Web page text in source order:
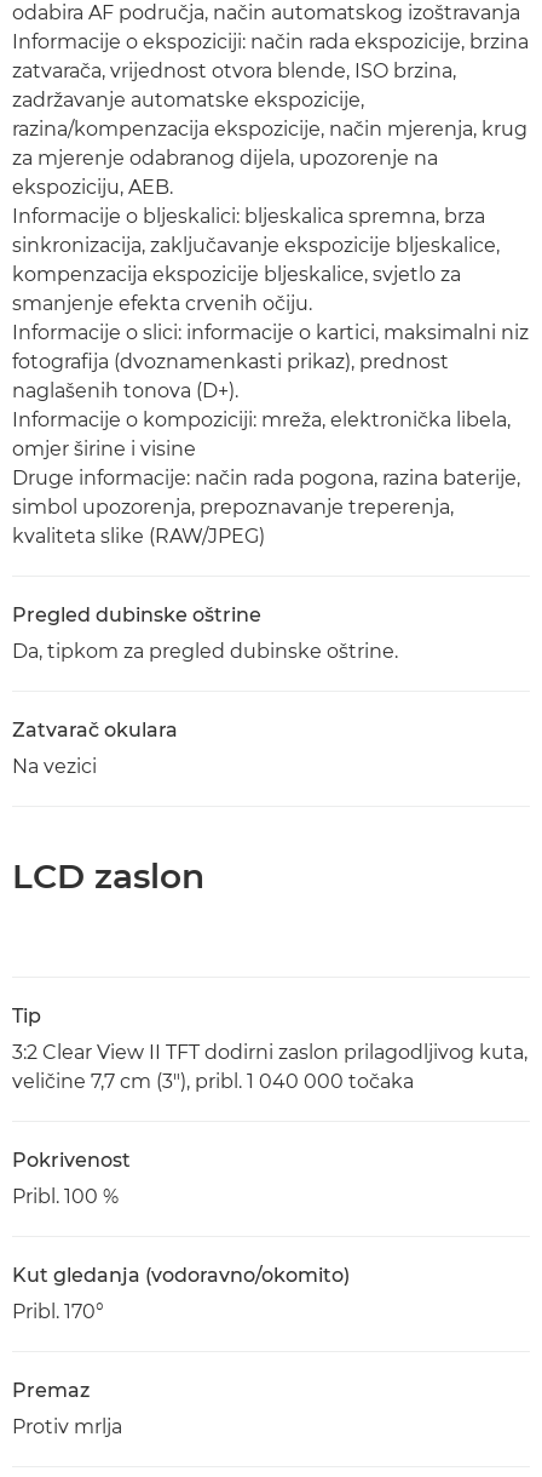
odabira AF područja, način automatskog izoštravanja
Informacije o ekspoziciji: način rada ekspozicije, brzina
zatvarača, vrijednost otvora blende, ISO brzina,
zadržavanje automatske ekspozicije,
razina/kompenzacija ekspozicije, način mjerenja, krug
za mjerenje odabranog dijela, upozorenje na
ekspoziciju, AEB.
Informacije o bljeskalici: bljeskalica spremna, brza
sinkronizacija, zaključavanje ekspozicije bljeskalice,
kompenzacija ekspozicije bljeskalice, svjetlo za
smanjenje efekta crvenih očiju.
Informacije o slici: informacije o kartici, maksimalni niz
fotografija (dvoznamenkasti prikaz), prednost
naglašenih tonova (D+).
Informacije o kompoziciji: mreža, elektronička libela,
omjer širine i visine
Druge informacije: način rada pogona, razina baterije,
simbol upozorenja, prepoznavanje treperenja,
kvaliteta slike (RAW/JPEG)
Pregled dubinske oštrine
Da, tipkom za pregled dubinske oštrine.
Zatvarač okulara
Na vezici
LCD zaslon
Tip
3:2 Clear View II TFT dodirni zaslon prilagodljivog kuta,
veličine 7,7 cm (3"), pribl. 1 040 000 točaka
Pokrivenost
Pribl. 100 %
Kut gledanja (vodoravno/okomito)
Pribl. 170°
Premaz
Protiv mrlja